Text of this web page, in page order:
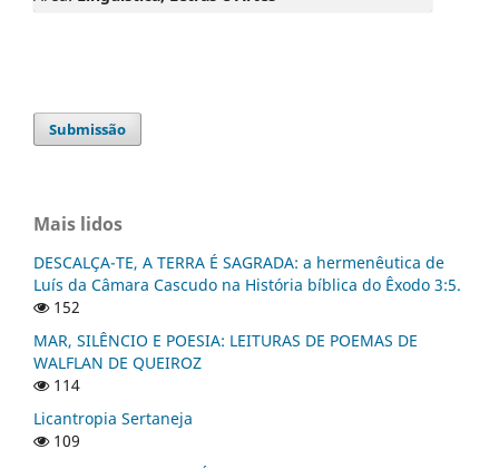
Submissão
Mais lidos
DESCALÇA-TE, A TERRA É SAGRADA: a hermenêutica de
Luís da Câmara Cascudo na História bíblica do Êxodo 3:5.
152
MAR, SILÊNCIO E POESIA: LEITURAS DE POEMAS DE
WALFLAN DE QUEIROZ
114
Licantropia Sertaneja
109